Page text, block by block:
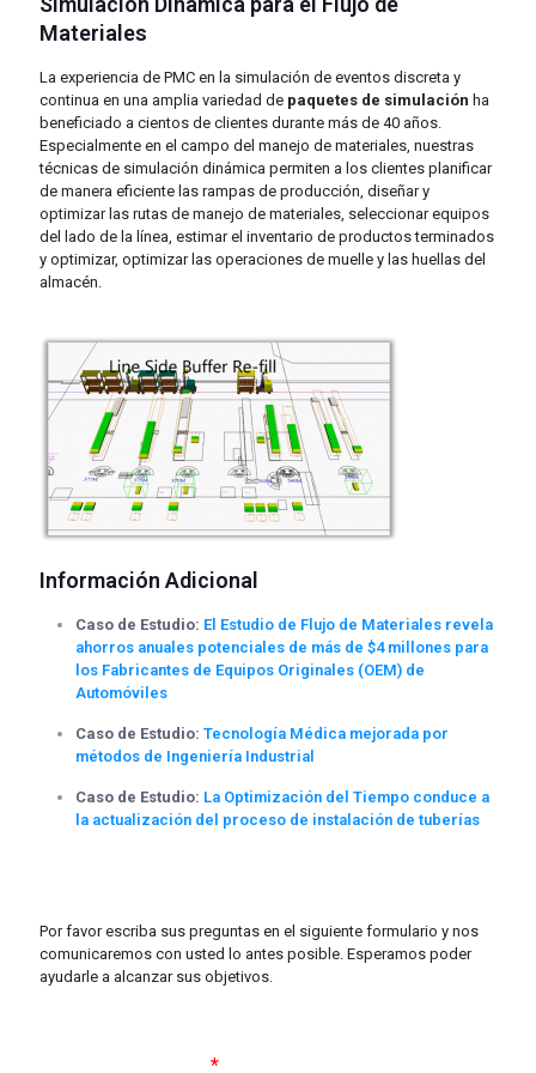
Materiales
La experiencia de PMC en la simulación de eventos discreta y
continua en una amplia variedad de paquetes de simulación ha
beneficiado a cientos de clientes durante más de 40 años.
Especialmente en el campo del manejo de materiales, nuestras
técnicas de simulación dinámica permiten a los clientes planificar
de manera eficiente las rampas de producción, diseñar y
optimizar las rutas de manejo de materiales, seleccionar equipos
del lado de la línea, estimar el inventario de productos terminados
y optimizar, optimizar las operaciones de muelle y las huellas del
almacén.
Información Adicional
Caso de Estudio: El Estudio de Flujo de Materiales revela
ahorros anuales potenciales de más de $4 millones para
los Fabricantes de Equipos Originales (OEM) de
Automóviles
Caso de Estudio: Tecnología Médica mejorada por
métodos de Ingeniería Industrial
Caso de Estudio: La Optimización del Tiempo conduce a
la actualización del proceso de instalación de tuberías
Por favor escriba sus preguntas en el siguiente formulario y nos
comunicaremos con usted lo antes posible. Esperamos poder
ayudarle a alcanzar sus objetivos.
*